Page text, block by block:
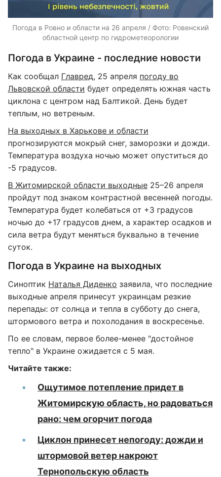
Погода в Ровно и области на 26 апреля / Фото: Ровенский
областной центр по гидрометеорологии
Погода в Украине - последние новости
Как сообщал Главред, 25 апреля погоду во
Львовской области будет определять южная часть
циклона с центром над Балтикой. День будет
теплым, но ветреным.
На выходных в Харькове и области
прогнозируются мокрый снег, заморозки и дожди.
Температура воздуха ночью может опуститься до
-5 градусов.
В Житомирской области выходные 25–26 апреля
пройдут под знаком контрастной весенней погоды.
Температура будет колебаться от +3 градусов
ночью до +17 градусов днем, а характер осадков и
сила ветра будут меняться буквально в течение
суток.
Погода в Украине на выходных
Синоптик Наталья Диденко заявила, что последние
выходные апреля принесут украинцам резкие
перепады: от солнца и тепла в субботу до снега,
штормового ветра и похолодания в воскресенье.
По ее словам, первое более-менее "достойное
тепло" в Украине ожидается с 5 мая.
Читайте также:
Ощутимое потепление придет в
Житомирскую область, но радоваться
рано: чем огорчит погода
Циклон принесет непогоду: дожди и
штормовой ветер накроют
Тернопольскую область